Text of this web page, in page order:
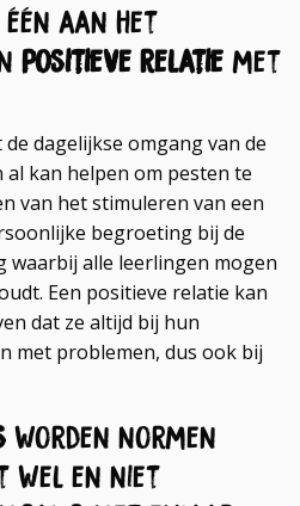
één aan het
positieve relatie met
dagelijkse omgang van de
kan helpen om pesten te
van het stimuleren van een
begroeting bij de
waarbij alle leerlingen mogen
Een positieve relatie kan
dat ze altijd bij hun
met problemen, dus ook bij
worden normen
wel en niet